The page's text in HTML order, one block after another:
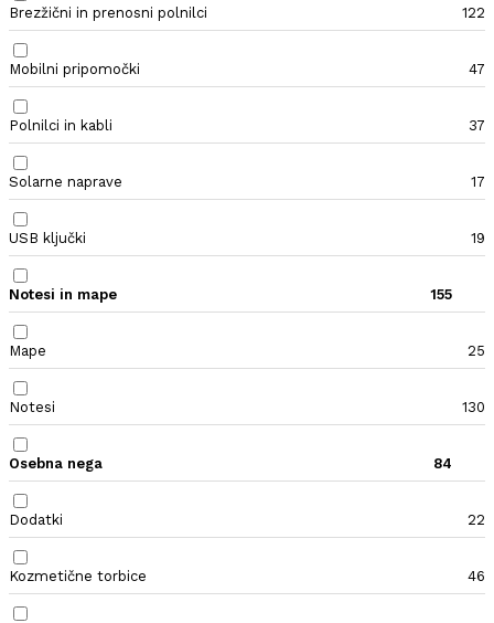
Brezžični in prenosni polnilci 122
Mobilni pripomočki 47
Polnilci in kabli 37
Solarne naprave 17
USB ključki 19
Notesi in mape 155
Mape 25
Notesi 130
Osebna nega 84
Dodatki 22
Kozmetične torbice 46